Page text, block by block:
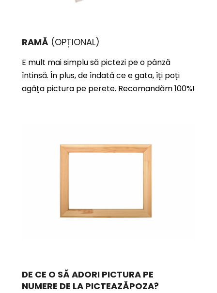
RAMĂ (OPȚIONAL)
E mult mai simplu să pictezi pe o pânză
întinsă. În plus, de îndată ce e gata, îți poți
agăța pictura pe perete. Recomandăm 100%!
DE CE O SĂ ADORI PICTURA PE
NUMERE DE LA PICTEAZĂPOZA?